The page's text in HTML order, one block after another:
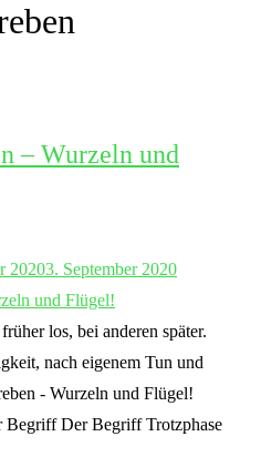
– Wurzeln und
20203. September 2020
los, bei anderen später.
nach eigenem Tun und
- Wurzeln und Flügel!
Begriff Der Begriff Trotzphase